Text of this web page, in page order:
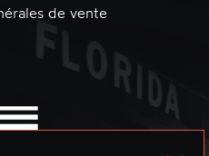
de vente